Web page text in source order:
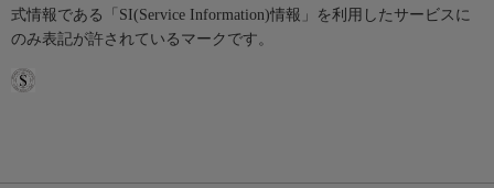
式情報である「SI(Service Information)情報」を利用したサービスに
のみ表記が許されているマークです。